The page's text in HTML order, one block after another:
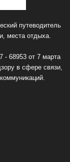
путеводитель
места отдыха.
68953 от 7 марта
в сфере связи,